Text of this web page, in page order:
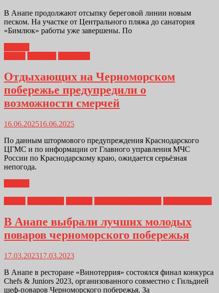
В Анапе продолжают отсыпку береговой линии новым
песком. На участке от Центрального пляжа до санатория
«Бимлюк» работы уже завершены. По
Отдыхающих на Черноморском
побережье предупредили о
возможности смерчей
16.06.202516.06.2025
По данным штормового предупреждения Краснодарского
ЦГМС и по информации от Главного управления МЧС
России по Краснодарскому краю, ожидается серьёзная
непогода.
В Анапе выбрали лучших молодых
поваров черноморского побережья
17.03.202317.03.2023
В Анапе в ресторане «Винотеррия» состоялся финал конкурса
Chefs & Juniors 2023, организованного совместно с Гильдией
шеф-поваров Черноморского побережья. За